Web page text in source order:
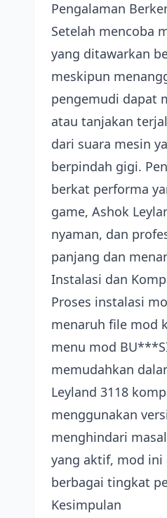
Pengalaman
Setelah mencoba
yang ditawarkan
meskipun
pengemudi dapat
atau tanjakan
dari suara mesin
berpindah gigi.
berkat performa
game, Ashok
nyaman, dan
panjang dan
Instalasi dan
Proses instalasi
menaruh file mod
menu mod
memudahkan
Leyland 3118
menggunakan
menghindari
yang aktif, mod ini
berbagai tingkat
Kesimpulan